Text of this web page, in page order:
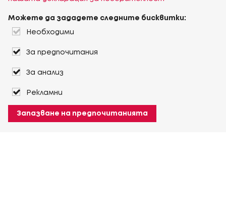
Можете да зададете следните бисквитки:
Необходими
За предпочитания
За анализ
Рекламни
Запазване на предпочитанията